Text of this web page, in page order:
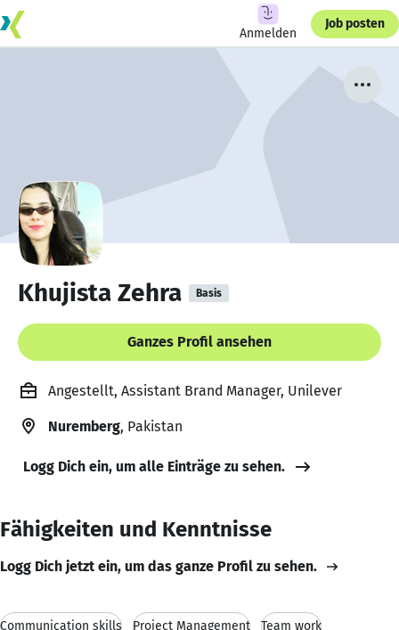
Anmelden
Job posten
Khujista Zehra Basis
Ganzes Profil ansehen
Angestellt, Assistant Brand Manager, Unilever
Nuremberg, Pakistan
Logg Dich ein, um alle Einträge zu sehen.
Fähigkeiten und Kenntnisse
Logg Dich jetzt ein, um das ganze Profil zu sehen.
Communication skills Project Management Team work